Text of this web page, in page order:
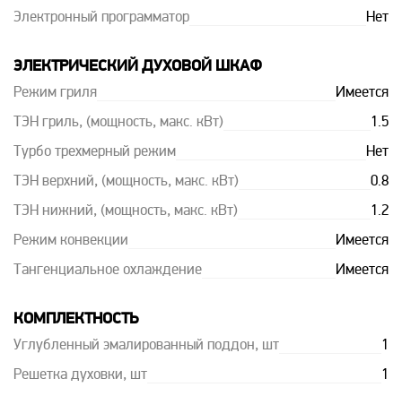
Электронный программатор Нет
ЭЛЕКТРИЧЕСКИЙ ДУХОВОЙ ШКАФ
Режим гриля Имеется
ТЭН гриль, (мощность, макс. кВт) 1.5
Турбо трехмерный режим Нет
ТЭН верхний, (мощность, макс. кВт) 0.8
ТЭН нижний, (мощность, макс. кВт) 1.2
Режим конвекции Имеется
Тангенциальное охлаждение Имеется
КОМПЛЕКТНОСТЬ
Углубленный эмалированный поддон, шт 1
Решетка духовки, шт 1